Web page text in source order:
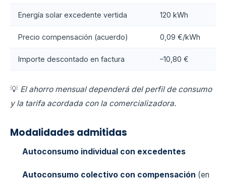
Energía solar excedente vertida 120 kWh
Precio compensación (acuerdo) 0,09 €/kWh
Importe descontado en factura –10,80 €
💡 El ahorro mensual dependerá del perfil de consumo
y la tarifa acordada con la comercializadora.
Modalidades admitidas
Autoconsumo individual con excedentes
Autoconsumo colectivo con compensación (en